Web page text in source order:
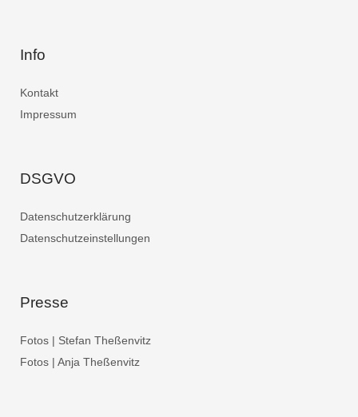
Info
Kontakt
Impressum
DSGVO
Datenschutzerklärung
Datenschutzeinstellungen
Presse
Fotos | Stefan Theßenvitz
Fotos | Anja Theßenvitz